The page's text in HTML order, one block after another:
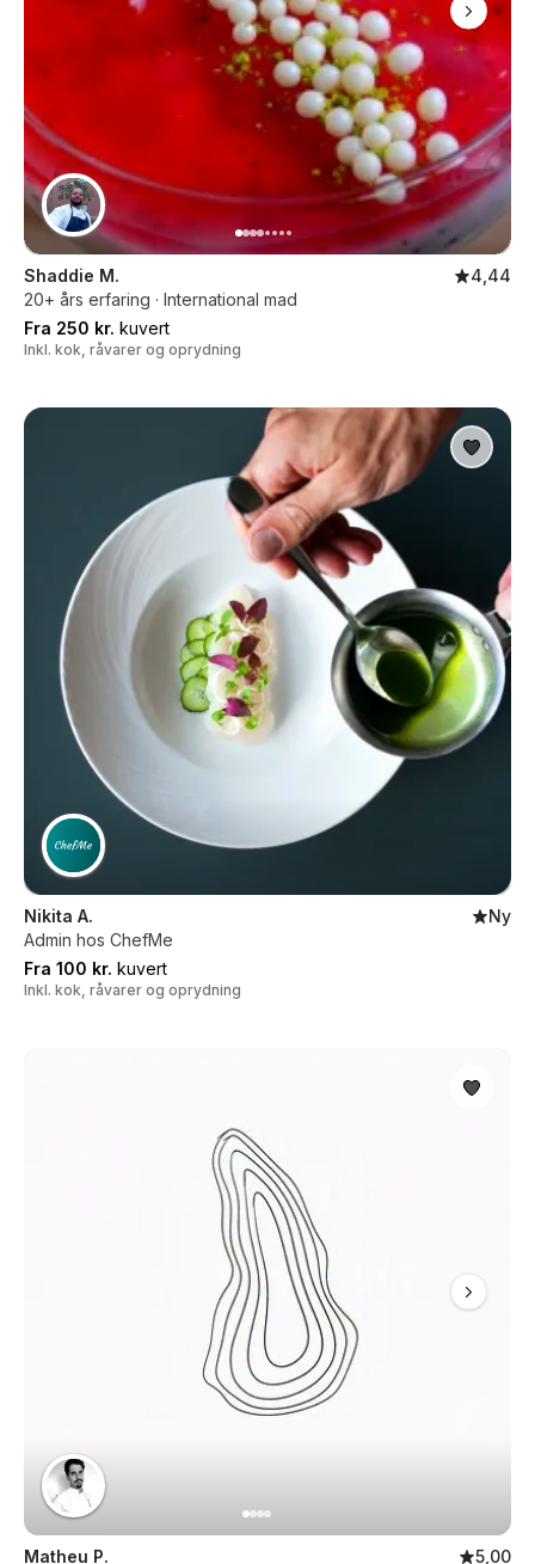
Shaddie M.
4,44
20+ års erfaring · International mad
Fra 250 kr. kuvert
Inkl. kok, råvarer og oprydning
Nikita A.
Ny
Admin hos ChefMe
Fra 100 kr. kuvert
Inkl. kok, råvarer og oprydning
Matheu P. 5,00